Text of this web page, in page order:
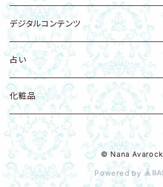
リング
置物
Ｔシャツ・衣類
化粧品
アート
イラストカード
壁かけアート
龍グッズ
アマビエグッズ
モビール
猫科
犬
鳥
開運・天使・神聖幾何学
花・自然
虹 レインボー
花 フラワー
海・海の生き物
神獣・幻獣・伝説の生き物
龍・ドラゴン
バッグ
ファブリックボード
タオル
アクリルグッズ
空・月・太陽・虹
自然・山・植物・花
寺社仏閣
デジタルコンテンツ
Music
健康法
写真
占い
八百万の神開運歴 守護神鑑定書
八百万の神開運歴 密霊鑑定書
化粧品
DIAMO（ダイヤモンドパウダー入）
Q-bitホワイト量子
© Nana Avarock
Powered by